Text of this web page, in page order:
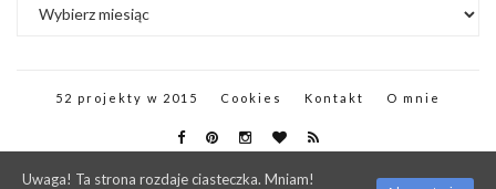
52 projekty w 2015 Cookies Kontakt O mnie
Uwaga! Ta strona rozdaje ciasteczka. Mniam!